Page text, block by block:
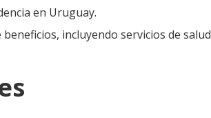
en Uruguay.
incluyendo servicios de salud